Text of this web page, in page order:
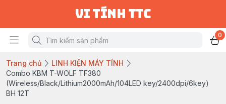
vi tính ttc
0
Trang chủ
LINH KIỆN MÁY TÍNH
Combo KBM T-WOLF TF380
(Wireless/Black/Lithium2000mAh/104LED key/2400dpi/6key)
BH 12T